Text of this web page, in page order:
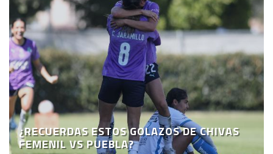
¿RECUERDAS ESTOS GOLAZOS DE CHIVAS
FEMENIL VS PUEBLA?